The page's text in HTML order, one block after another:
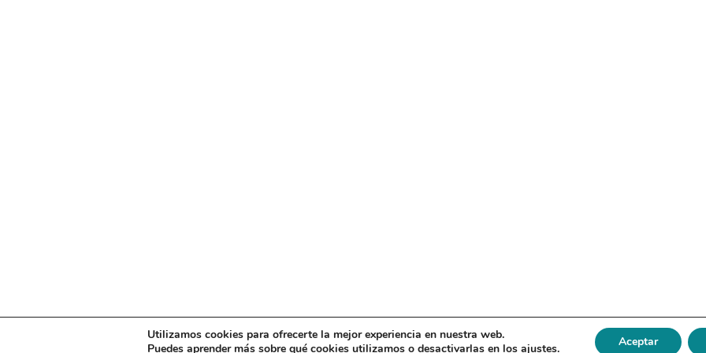
Utilizamos cookies para ofrecerte la mejor experiencia en nuestra web.
Puedes aprender más sobre qué cookies utilizamos o desactivarlas en losajustes. Aceptar